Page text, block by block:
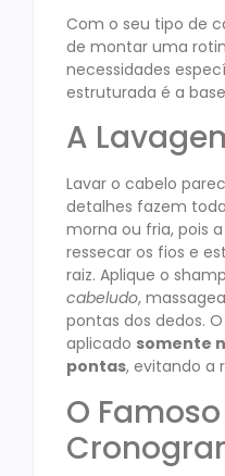
Com o seu tipo de
de montar uma
necessidades
estruturada é a
A
Lavar o cabelo
detalhes fazem
morna ou fria, pois
ressecar os fios e
raiz. Aplique o
cabeludo,
pontas dos dedos.
aplicado somente
pontas, evitando a
O Famoso